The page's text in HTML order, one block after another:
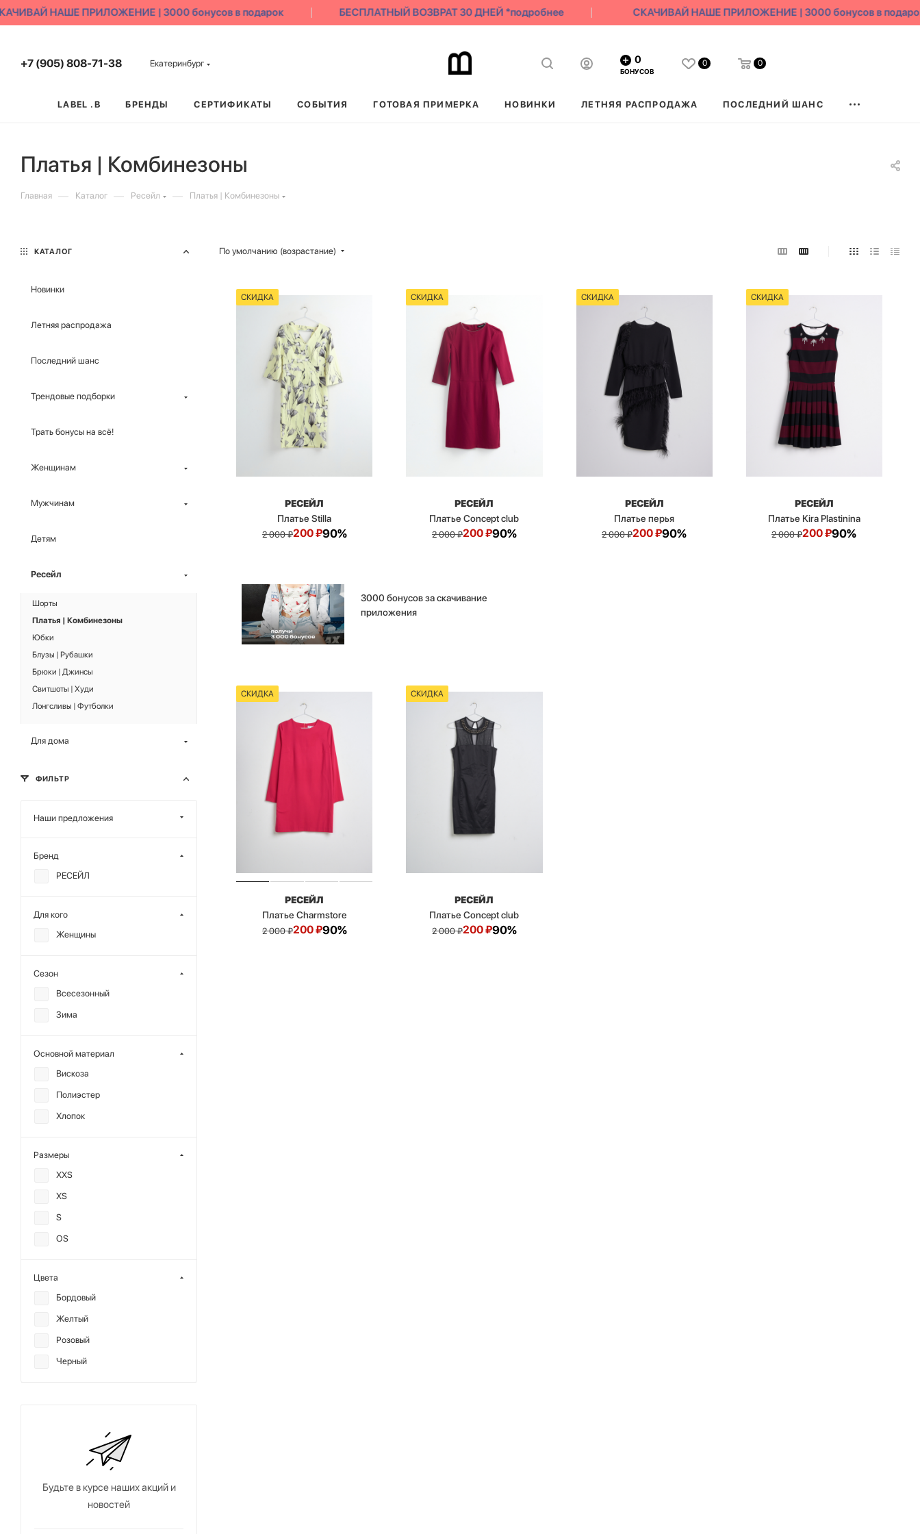
НАШЕ ПРИЛОЖЕНИЕ | 3000 бонусов в подарок БЕСПЛАТНЫЙ ВОЗВРАТ 30 ДНЕЙ *подробнее СКАЧИВАЙ НАШЕ ПРИЛОЖЕНИЕ | 3000 бонусов в подарок
+7 (905) 808-71-38 Екатеринбург 0
БОНУСОВ
0 0
LABEL .B БРЕНДЫ СЕРТИФИКАТЫ СОБЫТИЯ ГОТОВАЯ ПРИМЕРКА НОВИНКИ ЛЕТНЯЯ РАСПРОДАЖА ПОСЛЕДНИЙ ШАНС
Платья | Комбинезоны
Главная — Каталог — Ресейл — Платья | Комбинезоны
По умолчанию (возрастание)
СКИДКА
РЕСЕЙЛ
Платье Stilla
2 000₽200₽90%
СКИДКА
РЕСЕЙЛ
Платье Concept club
2 000₽200₽90%
СКИДКА
РЕСЕЙЛ
Платье перья
2 000₽200₽90%
СКИДКА
РЕСЕЙЛ
Платье Kira Plastinina
2 000₽200₽90%
3000 бонусов за скачивание
приложения
СКИДКА
РЕСЕЙЛ
Платье Charmstore
2 000₽200₽90%
СКИДКА
РЕСЕЙЛ
Платье Concept club
2 000₽200₽90%
КАТАЛОГ
Новинки
Летняя распродажа
Последний шанс
Трендовые подборки
Трать бонусы на всё!
Женщинам
Мужчинам
Детям
Ресейл
Шорты
Платья | Комбинезоны
Юбки
Блузы | Рубашки
Брюки | Джинсы
Свитшоты | Худи
Лонгсливы | Футболки
Для дома
ФИЛЬТР
Наши предложения
Бренд
РЕСЕЙЛ
Для кого
Женщины
Сезон
Всесезонный
Зима
Основной материал
Вискоза
Полиэстер
Хлопок
Размеры
XXS
XS
S
OS
Цвета
Бордовый
Желтый
Розовый
Черный
Будьте в курсе наших акций и
новостей